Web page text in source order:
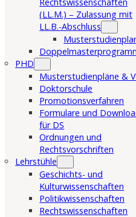
(LL.M.) – Zulassung mit
LL.B.-Abschluss
PHD
Musterstudienpläne &
Doktorschule
Promotionsverfahren
Formulare und
für DS
Ordnungen und
Rechtsvorschriften
Lehrstühle
Geschichts- und
Kulturwissenschaften
Politikwissenschaften
Rechtswissenschaften